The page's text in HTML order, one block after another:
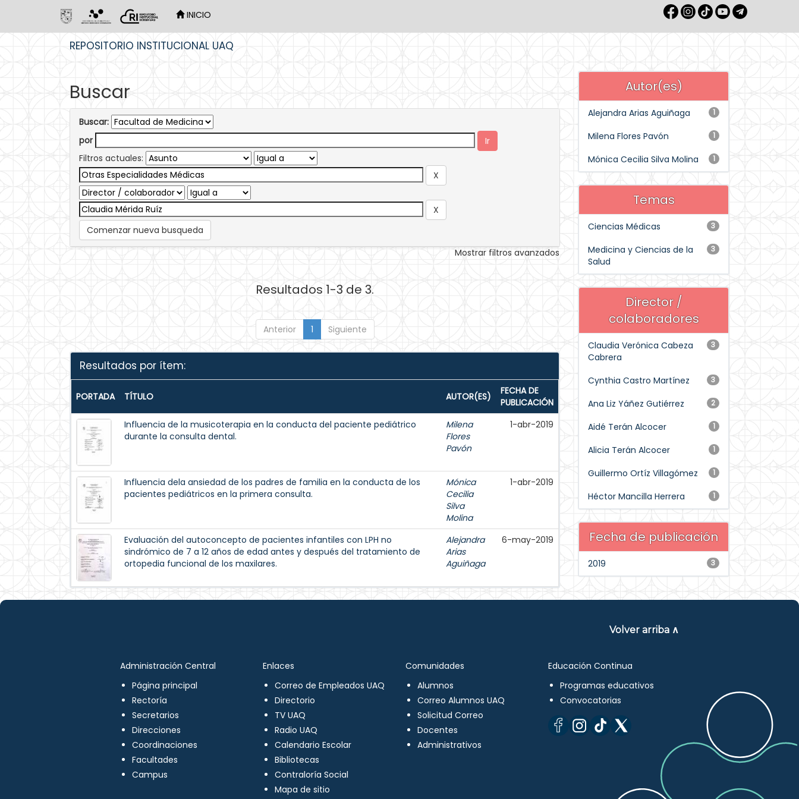
INICIO
REPOSITORIO INSTITUCIONAL UAQ
Buscar
Buscar:
por
Filtros actuales:
Comenzar nueva busqueda
Mostrar filtros avanzados
Resultados 1-3 de 3.
Anterior 1 Siguiente
Resultados por ítem:
PORTADA TÍTULO AUTOR(ES)
FECHA DE
PUBLICACIÓN
Influencia de la musicoterapia en la conducta del paciente pediátrico
durante la consulta dental.
Milena
Flores
Pavón
1-abr-2019
Influencia dela ansiedad de los padres de familia en la conducta de los
pacientes pediátricos en la primera consulta.
Mónica
Cecilia
Silva
Molina
1-abr-2019
Evaluación del autoconcepto de pacientes infantiles con LPH no
sindrómico de 7 a 12 años de edad antes y después del tratamiento de
ortopedia funcional de los maxilares.
Alejandra
Arias
Aguiñaga
6-may-2019
Autor(es)
1
Alejandra Arias Aguiñaga
1
Milena Flores Pavón
1
Mónica Cecilia Silva Molina
Temas
3
Ciencias Médicas
3
Medicina y Ciencias de la
Salud
Director /
colaboradores
3
Claudia Verónica Cabeza
Cabrera
3
Cynthia Castro Martínez
2
Ana Liz Yáñez Gutiérrez
1
Aidé Terán Alcocer
1
Alicia Terán Alcocer
1
Guillermo Ortíz Villagómez
1
Héctor Mancilla Herrera
Fecha de publicación
3
2019
Volver arriba ∧
Administración Central
Página principal
Rectoría
Secretarios
Direcciones
Coordinaciones
Facultades
Campus
Enlaces
Correo de Empleados UAQ
Directorio
TV UAQ
Radio UAQ
Calendario Escolar
Bibliotecas
Contraloría Social
Mapa de sitio
Comunidades
Alumnos
Correo Alumnos UAQ
Solicitud Correo
Docentes
Administrativos
Educación Continua
Programas educativos
Convocatorias